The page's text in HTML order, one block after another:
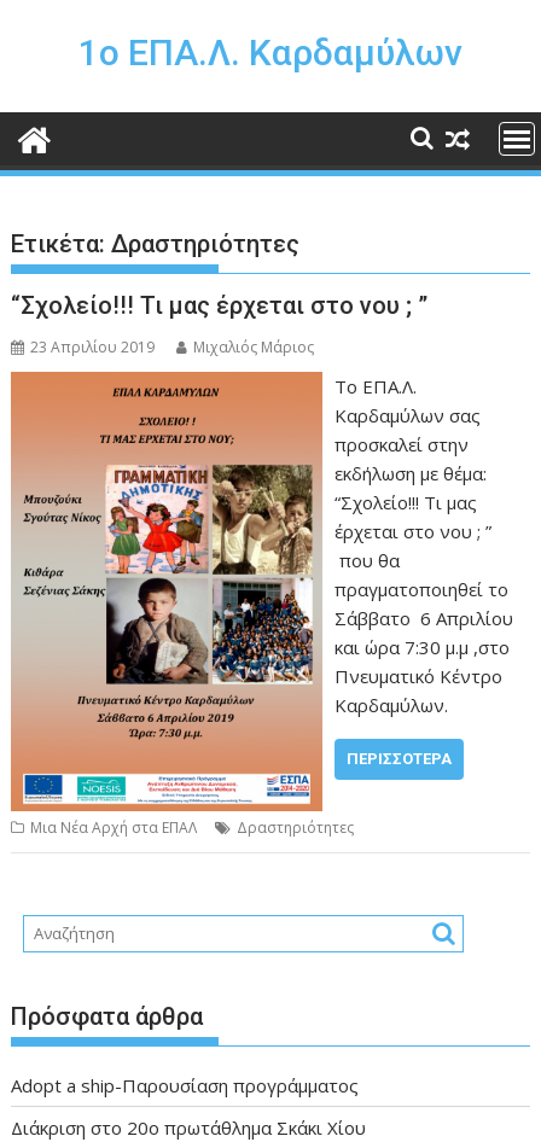
περιεχόμενο1o ΕΠΑ.Λ. Καρδαμύλων
Ετικέτα:Δραστηριότητες
“Σχολείο!!! Τι μας έρχεται στο νου ; ”
23 Απριλίου 2019 Μιχαλιός Μάριος
Το ΕΠΑ.Λ.
Καρδαμύλων σας
προσκαλεί στην
εκδήλωση με θέμα:
“Σχολείο!!! Τι μας
έρχεται στο νου ; ”
που θα
πραγματοποιηθεί το
Σάββατο 6 Απριλίου
και ώρα 7:30 μ.μ ,στο
Πνευματικό Κέντρο
Καρδαμύλων.
ΠΕΡΙΣΣΌΤΕΡΑ
Μια Νέα Αρχή στα ΕΠΑΛ Δραστηριότητες
Πρόσφατα άρθρα
Adopt a ship-Παρουσίαση προγράμματος
Διάκριση στο 20ο πρωτάθλημα Σκάκι Χίου